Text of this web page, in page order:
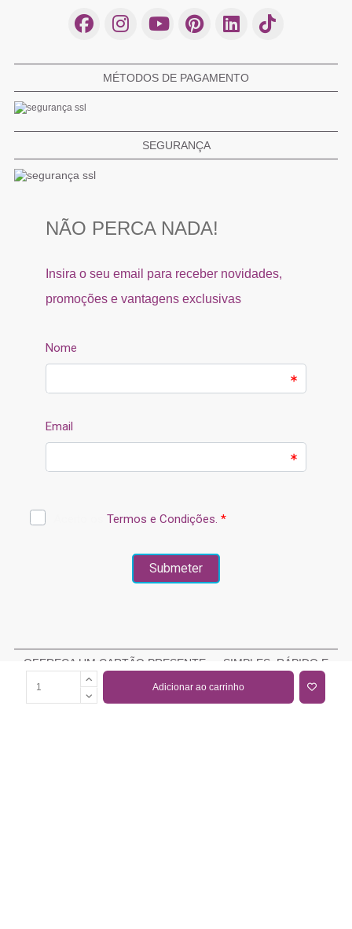
Adicionar ao carrinho
MÉTODOS DE PAGAMENTO
SEGURANÇA
OFEREÇA UM CARTÃO PRESENTE — SIMPLES, RÁPIDO E
ELEGANTE